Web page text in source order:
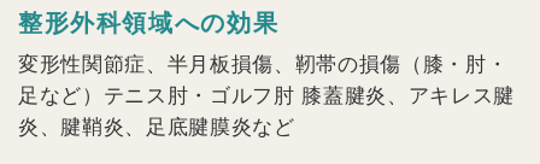
整形外科領域への効果
変形性関節症、半月板損傷、靭帯の損傷（膝・肘・
足など）テニス肘・ゴルフ肘 膝蓋腱炎、アキレス腱
炎、腱鞘炎、足底腱膜炎など